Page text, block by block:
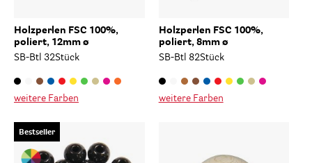
Holzperlen FSC 100%,
poliert, 12mm ø
SB-Btl 32Stück
weitere Farben
Holzperlen FSC 100%,
poliert, 8mm ø
SB-Btl 82Stück
weitere Farben
Bestseller